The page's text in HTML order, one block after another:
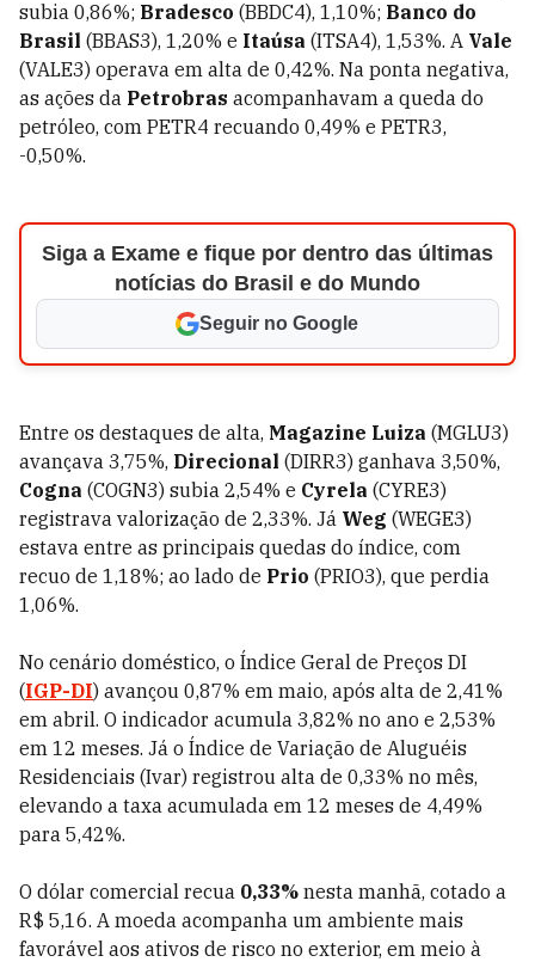
subia 0,86%; Bradesco (BBDC4), 1,10%; Banco do
Brasil (BBAS3), 1,20% e Itaúsa (ITSA4), 1,53%. A Vale
(VALE3) operava em alta de 0,42%. Na ponta negativa,
as ações da Petrobras acompanhavam a queda do
petróleo, com PETR4 recuando 0,49% e PETR3,
-0,50%.
Siga a Exame e fique por dentro das últimas
notícias do Brasil e do Mundo
Seguir no Google
Entre os destaques de alta, Magazine Luiza (MGLU3)
avançava 3,75%, Direcional (DIRR3) ganhava 3,50%,
Cogna (COGN3) subia 2,54% e Cyrela (CYRE3)
registrava valorização de 2,33%. Já Weg (WEGE3)
estava entre as principais quedas do índice, com
recuo de 1,18%; ao lado de Prio (PRIO3), que perdia
1,06%.
No cenário doméstico, o Índice Geral de Preços DI
(IGP-DI) avançou 0,87% em maio, após alta de 2,41%
em abril. O indicador acumula 3,82% no ano e 2,53%
em 12 meses. Já o Índice de Variação de Aluguéis
Residenciais (Ivar) registrou alta de 0,33% no mês,
elevando a taxa acumulada em 12 meses de 4,49%
para 5,42%.
O dólar comercial recua 0,33% nesta manhã, cotado a
R$ 5,16. A moeda acompanha um ambiente mais
favorável aos ativos de risco no exterior, em meio à